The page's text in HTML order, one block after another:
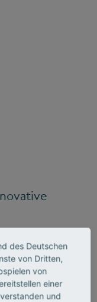
&
des Deutschen
von Dritten,
von
einer
und